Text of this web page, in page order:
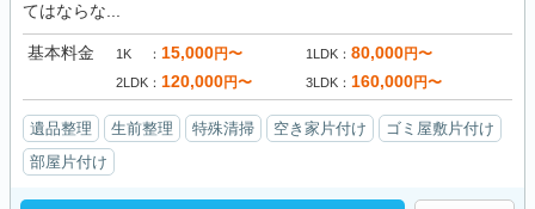
てはならな...
基本料金 1K 15,000円〜 1LDK 80,000円〜
2LDK 120,000円〜 3LDK 160,000円〜
遺品整理 生前整理 特殊清掃 空き家片付け
ゴミ屋敷片付け
部屋片付け